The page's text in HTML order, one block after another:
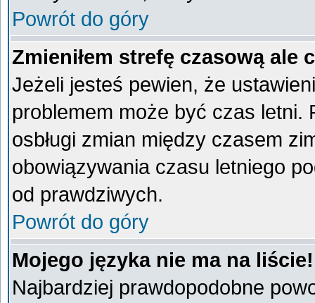
Powrót do góry
Zmieniłem strefę czasową ale
Jeżeli jesteś pewien, że
problemem może być czas letni.
osbługi zmian między czasem
obowiązywania czasu letniego
od prawdziwych.
Powrót do góry
Mojego języka nie ma na liście!
Najbardziej prawdopodobne